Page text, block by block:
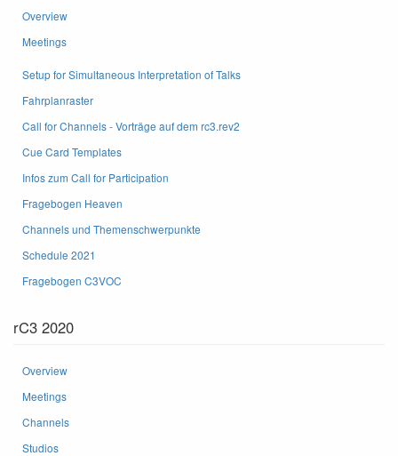
Overview
Meetings
Setup for Simultaneous Interpretation of Talks
Fahrplanraster
Call for Channels - Vorträge auf dem rc3.rev2
Cue Card Templates
Infos zum Call for Participation
Fragebogen Heaven
Channels und Themenschwerpunkte
Schedule 2021
Fragebogen C3VOC
rC3 2020
Overview
Meetings
Channels
Studios